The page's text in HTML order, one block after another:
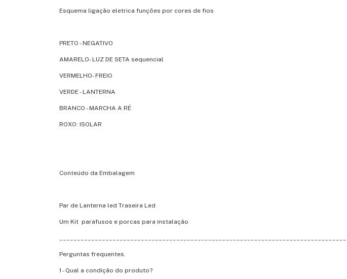
Esquema ligação eletrica funções por cores de fios
PRETO - NEGATIVO
AMARELO- LUZ DE SETA sequencial
VERMELHO- FREIO
VERDE - LANTERNA
BRANCO - MARCHA A RÉ
ROXO: ISOLAR
Conteúdo da Embalagem
Par de Lanterna led Traseira Led
Um Kit parafusos e porcas para instalação
Perguntas frequentes.
1 - Qual a condição do produto?